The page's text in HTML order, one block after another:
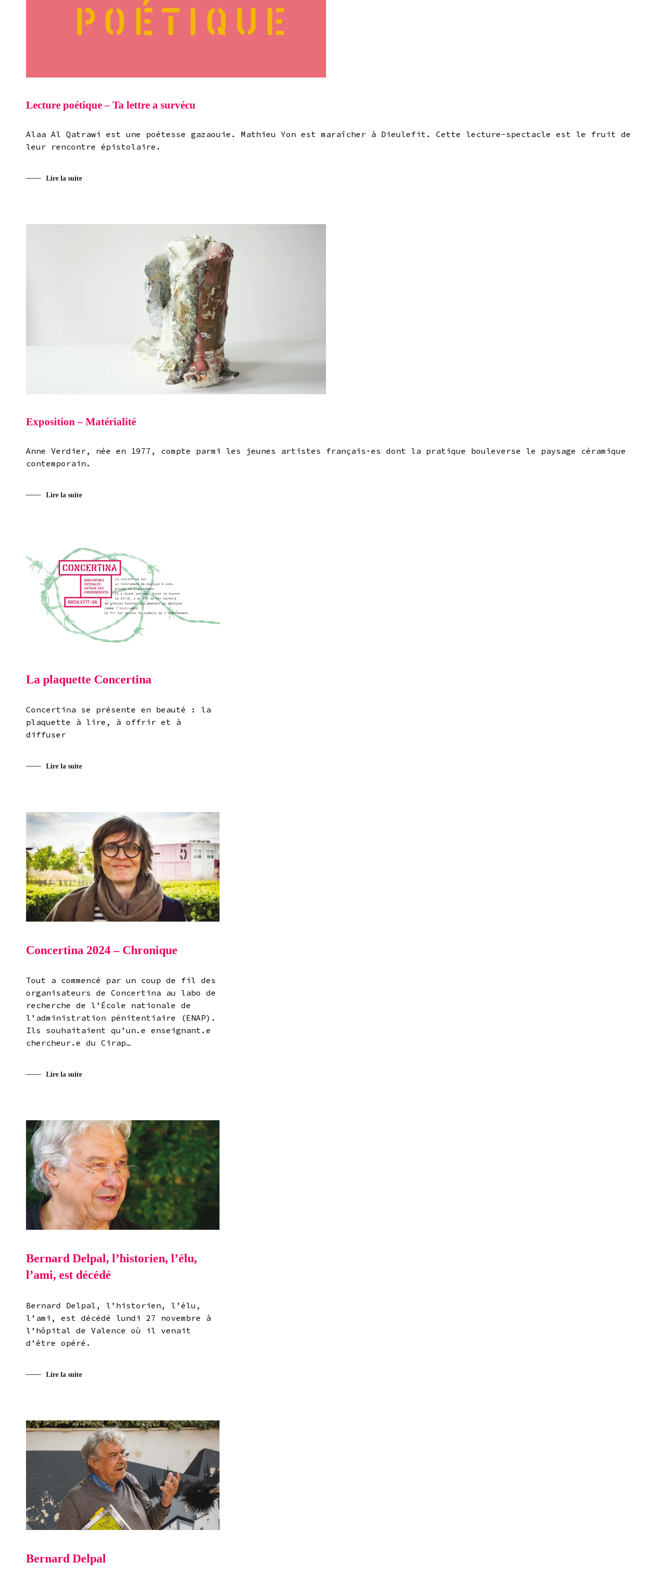
Lecture poétique – Ta lettre a survécu
Alaa Al Qatrawi est une poétesse gazaouie. Mathieu Yon est maraîcher à Dieulefit. Cette lecture-spectacle est le fruit de
leur rencontre épistolaire.
Lire la suite
Exposition – Matérialité
Anne Verdier, née en 1977, compte parmi les jeunes artistes français·es dont la pratique bouleverse le paysage céramique
contemporain.
Lire la suite
La plaquette Concertina
Concertina se présente en beauté : la
plaquette à lire, à offrir et à
diffuser
Lire la suite
Concertina 2024 – Chronique
Tout a commencé par un coup de fil des
organisateurs de Concertina au labo de
recherche de l’École nationale de
l’administration pénitentiaire (ENAP).
Ils souhaitaient qu’un.e enseignant.e
chercheur.e du Cirap…
Lire la suite
Bernard Delpal, l’historien, l’élu,
l’ami, est décédé
Bernard Delpal, l’historien, l’élu,
l’ami, est décédé lundi 27 novembre à
l’hôpital de Valence où il venait
d’être opéré.
Lire la suite
Bernard Delpal